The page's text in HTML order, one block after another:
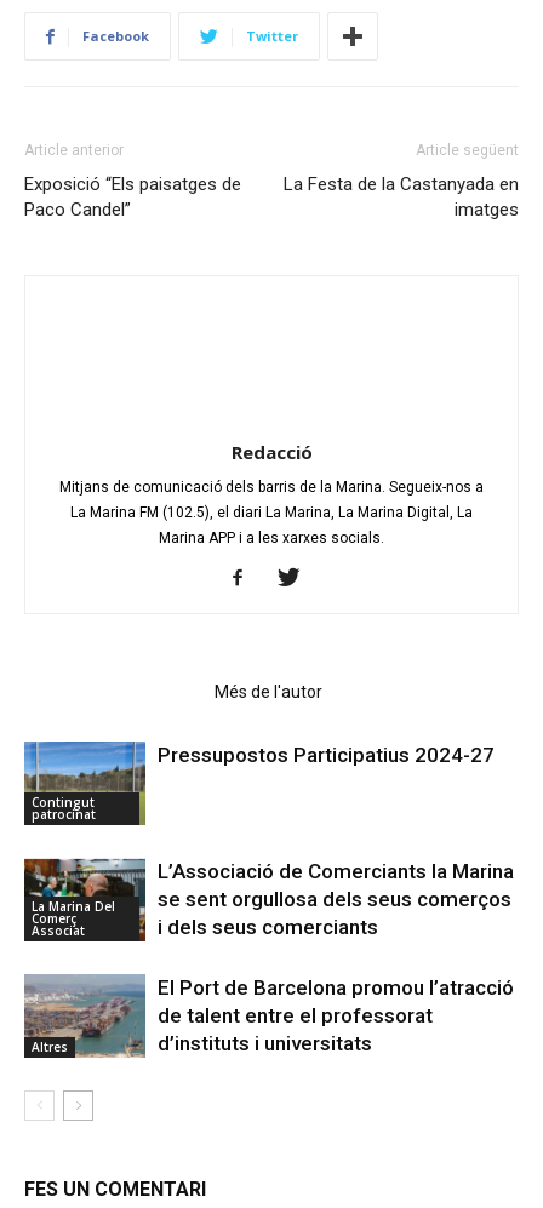
Facebook Twitter
Article anterior
Exposició “Els paisatges de
Paco Candel”
Article següent
La Festa de la Castanyada en
imatges
Redacció
Mitjans de comunicació dels barris de la Marina. Segueix-nos a
La Marina FM (102.5), el diari La Marina, La Marina Digital, La
Marina APP i a les xarxes socials.
Més de l'autor
Contingut
patrocinat
Pressupostos Participatius 2024-27
La Marina Del
Comerç
Associat
L’Associació de Comerciants la Marina
se sent orgullosa dels seus comerços
i dels seus comerciants
Altres
El Port de Barcelona promou l’atracció
de talent entre el professorat
d’instituts i universitats
FES UN COMENTARI